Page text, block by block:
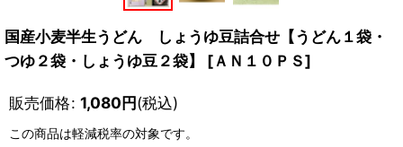
国産小麦半生うどん しょうゆ豆詰合せ【うどん１袋・
つゆ２袋・しょうゆ豆２袋】
[ＡＮ１０ＰＳ]
販売価格: 1,080円(税込)
この商品は軽減税率の対象です。